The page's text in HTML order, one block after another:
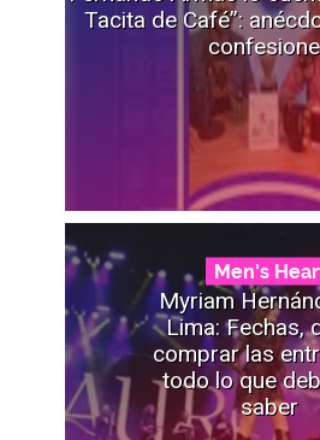
Tacita de Café”:
Men's
Myriam
Lima: Fechas,
comprar las
todo lo que
saber